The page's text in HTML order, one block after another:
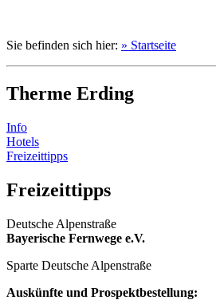
Sie befinden sich hier: » Startseite
Therme Erding
Info
Hotels
Freizeittipps
Freizeittipps
Deutsche Alpenstraße
Bayerische Fernwege e.V.
Sparte Deutsche Alpenstraße
Auskünfte und Prospektbestellung: